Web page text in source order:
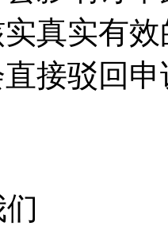
真实有
接驳回申